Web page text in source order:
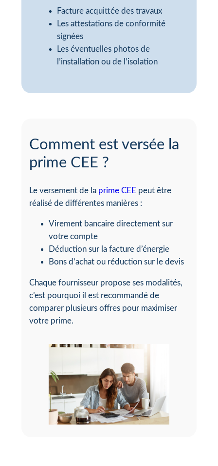
Facture acquittée des travaux
Les attestations de conformité
signées
Les éventuelles photos de
l’installation ou de l’isolation
Comment est versée la
prime CEE ?
Le versement de la prime CEE peut être
réalisé de différentes manières :
Virement bancaire directement sur
votre compte
Déduction sur la facture d’énergie
Bons d’achat ou réduction sur le devis
Chaque fournisseur propose ses modalités,
c’est pourquoi il est recommandé de
comparer plusieurs offres pour maximiser
votre prime.